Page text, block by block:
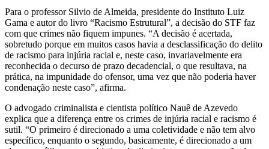
Para o professor Silvio de Almeida, presidente do Instituto Luiz
Gama e autor do livro “Racismo Estrutural”, a decisão do STF faz
com que crimes não fiquem impunes. “A decisão é acertada,
sobretudo porque em muitos casos havia a desclassificação do delito
de racismo para injúria racial e, neste caso, invariavelmente era
reconhecida o decurso de prazo decadencial, o que resultava, na
prática, na impunidade do ofensor, uma vez que não poderia haver
condenação neste caso”, afirma.
O advogado criminalista e cientista político Nauê de Azevedo
explica que a diferença entre os crimes de injúria racial e racismo é
sutil. “O primeiro é direcionado a uma coletividade e não tem alvo
específico, enquanto o segundo, basicamente, é direcionado a um